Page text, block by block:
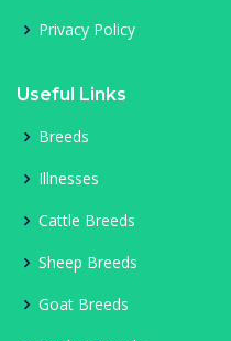
Privacy Policy
Useful Links
Breeds
Illnesses
Cattle Breeds
Sheep Breeds
Goat Breeds